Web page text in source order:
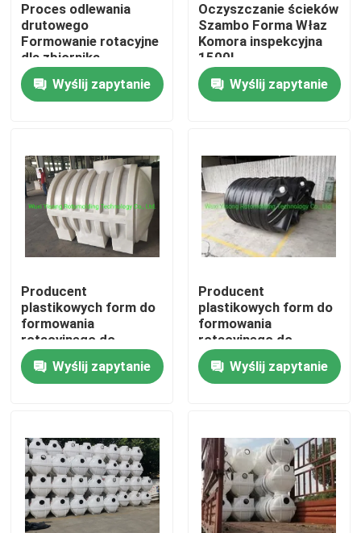
Dom
Filmy
O nas
Kontrola jakości
Skontaktuj się z nami
Poprosić o wycenę
Forma do formowania rotacyjnego
Proces odlewania
drutowego
Formowanie rotacyjne
dla zbiornika
septycznego o
pojemności 5000 l
Wyślij zapytanie
Oczyszczanie ścieków
Szambo Forma Właz
Komora inspekcyjna
1500L
Wyślij zapytanie
Producent
plastikowych form do
formowania
rotacyjnego do
szamba
Wyślij zapytanie
Producent
plastikowych form do
formowania
rotacyjnego do
szamba
Wyślij zapytanie